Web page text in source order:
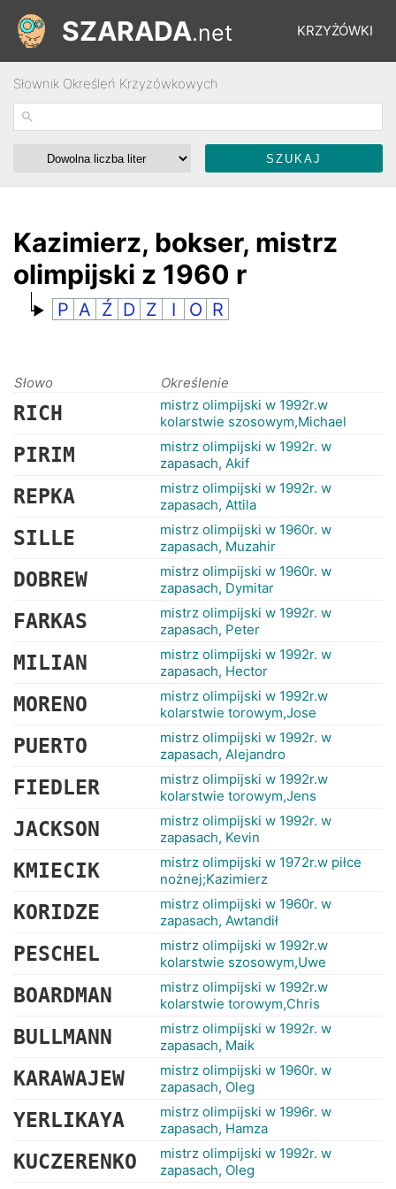
KRZYŻÓWKI
ŁAMIGŁÓWKI
RANKINGI
SZARADA.net
Słownik Określeń Krzyżówkowych
Kazimierz, bokser, mistrz
olimpijski z 1960 r
P A Ź D Z I O R
Słowo Określenie
RICH
mistrz olimpijski w 1992r.w
kolarstwie szosowym,Michael
PIRIM
mistrz olimpijski w 1992r. w
zapasach, Akif
REPKA
mistrz olimpijski w 1992r. w
zapasach, Attila
SILLE
mistrz olimpijski w 1960r. w
zapasach, Muzahir
DOBREW
mistrz olimpijski w 1960r. w
zapasach, Dymitar
FARKAS
mistrz olimpijski w 1992r. w
zapasach, Peter
MILIAN
mistrz olimpijski w 1992r. w
zapasach, Hector
MORENO
mistrz olimpijski w 1992r.w
kolarstwie torowym,Jose
PUERTO
mistrz olimpijski w 1992r. w
zapasach, Alejandro
FIEDLER
mistrz olimpijski w 1992r.w
kolarstwie torowym,Jens
JACKSON
mistrz olimpijski w 1992r. w
zapasach, Kevin
KMIECIK
mistrz olimpijski w 1972r.w piłce
nożnej;Kazimierz
KORIDZE
mistrz olimpijski w 1960r. w
zapasach, Awtandił
PESCHEL
mistrz olimpijski w 1992r.w
kolarstwie szosowym,Uwe
BOARDMAN
mistrz olimpijski w 1992r.w
kolarstwie torowym,Chris
BULLMANN
mistrz olimpijski w 1992r. w
zapasach, Maik
KARAWAJEW
mistrz olimpijski w 1960r. w
zapasach, Oleg
YERLIKAYA
mistrz olimpijski w 1996r. w
zapasach, Hamza
KUCZERENKO
mistrz olimpijski w 1992r. w
zapasach, Oleg